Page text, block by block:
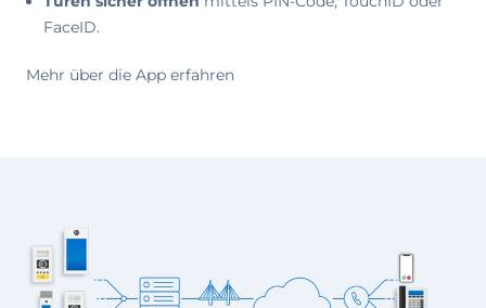
FaceID.
Mehr über die App erfahren